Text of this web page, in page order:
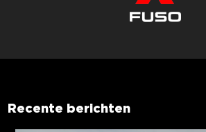
Recente berichten